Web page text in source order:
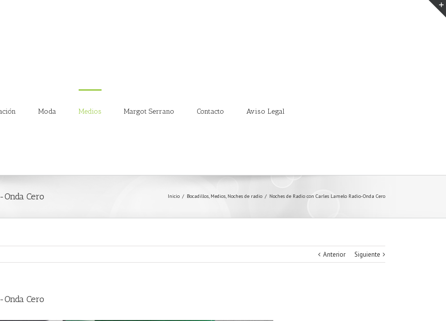
Moda Medios Margot Serrano Contacto Aviso Legal
Cero Inicio / Bocadillos, Medios, Noches de radio / Noches de Radio con Carles Lamelo Radio-Onda Cero
Anterior Siguiente
Cero